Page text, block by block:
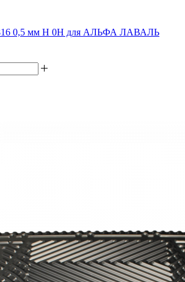
0,5 мм H 0H для АЛЬФА ЛАВАЛЬ